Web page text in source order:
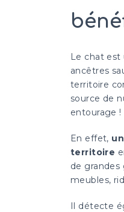
Le chat est
ancêtres
territoire
source de
entourage !
En effet,
territoire
de grandes
meubles,
Il détecte